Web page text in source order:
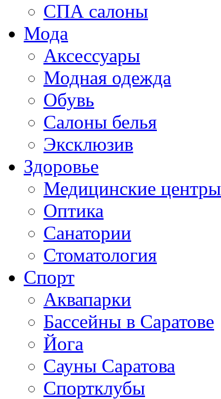
СПА салоны
Мода
Аксессуары
Модная одежда
Обувь
Салоны белья
Эксклюзив
Здоровье
Медицинские центры
Оптика
Санатории
Стоматология
Спорт
Аквапарки
Бассейны в Саратове
Йога
Сауны Саратова
Спортклубы